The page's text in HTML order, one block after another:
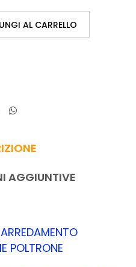
AL CARRELLO
AGGIUNTIVE
POLTRONE